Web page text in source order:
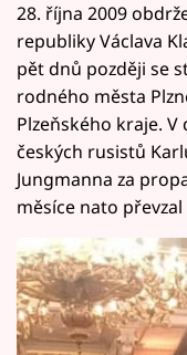
28. října 2009
republiky Václava
pět dnů později se
rodného města
Plzeňského kraje.
českých rusistů
Jungmanna za
měsíce nato